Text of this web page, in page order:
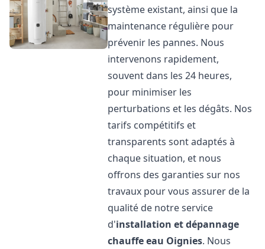
système existant, ainsi que la
maintenance régulière pour
prévenir les pannes. Nous
intervenons rapidement,
souvent dans les 24 heures,
pour minimiser les
perturbations et les dégâts. Nos
tarifs compétitifs et
transparents sont adaptés à
chaque situation, et nous
offrons des garanties sur nos
travaux pour vous assurer de la
qualité de notre service
d'installation et dépannage
chauffe eau Oignies. Nous